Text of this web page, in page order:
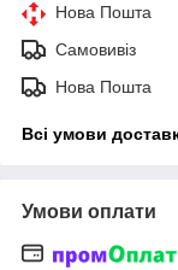
Нова Пошта
Самовивіз
Нова Пошта
Всі умови
Умови оплати